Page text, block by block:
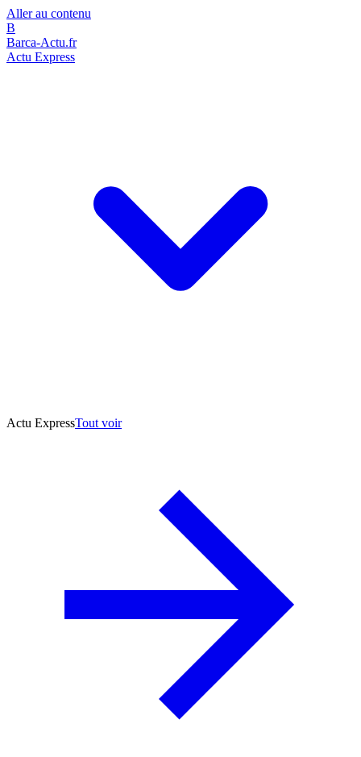
Aller au contenu
B
Barca-Actu.fr
Actu Express
Actu ExpressTout voir